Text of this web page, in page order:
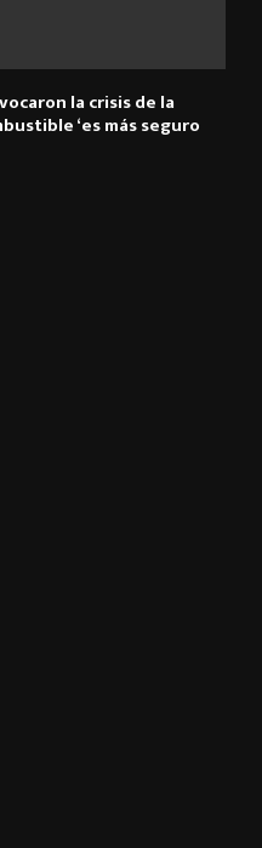
la crisis de la
‘es más seguro